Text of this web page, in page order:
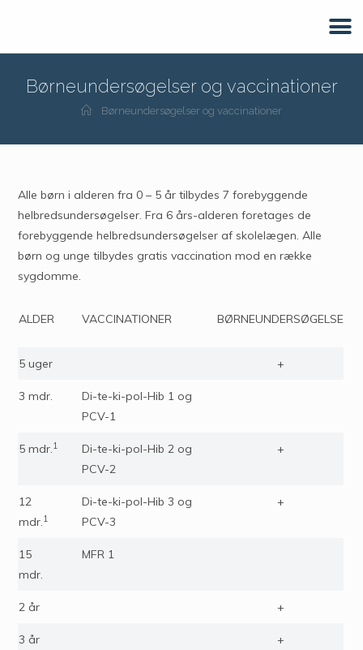
Børneundersøgelser og vaccinationer
Børneundersøgelser og vaccinationer
Alle børn i alderen fra 0 – 5 år tilbydes 7 forebyggende
helbredsundersøgelser. Fra 6 års-alderen foretages de
forebyggende helbredsundersøgelser af skolelægen. Alle
børn og unge tilbydes gratis vaccination mod en række
sygdomme.
ALDER VACCINATIONER BØRNEUNDERSØGELSE
5 uger +
3 mdr.
Di-te-ki-pol-Hib 1 og
PCV-1
5 mdr.1
Di-te-ki-pol-Hib 2 og
PCV-2
+
12
mdr.1
Di-te-ki-pol-Hib 3 og
PCV-3
+
15
mdr.
MFR 1
2 år +
3 år +